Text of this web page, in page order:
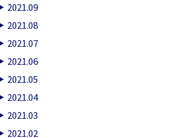
2021.09
2021.08
2021.07
2021.06
2021.05
2021.04
2021.03
2021.02